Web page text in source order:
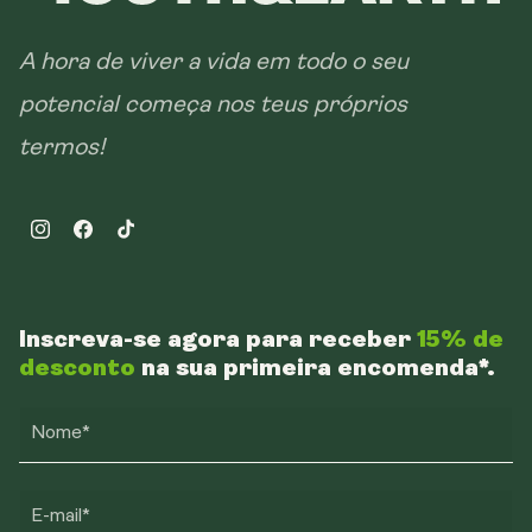
A hora de viver a vida em todo o seu
potencial começa nos teus próprios
termos!
InstagramFacebookTikTok
Inscreva-se agora para receber 15% de
desconto na sua primeira encomenda*.
Nome*
E-mail*